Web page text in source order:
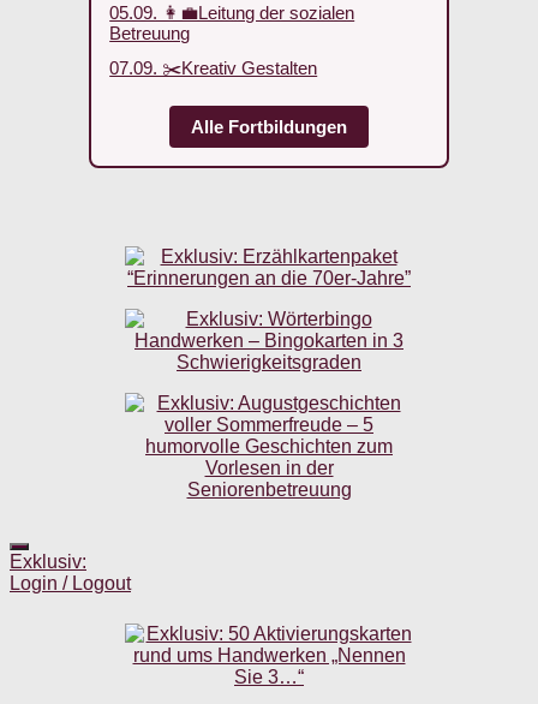
05.09. 👩‍💼Leitung der sozialen
Betreuung
07.09. ✂️Kreativ Gestalten
Alle Fortbildungen
Exklusiv:
Login / Logout